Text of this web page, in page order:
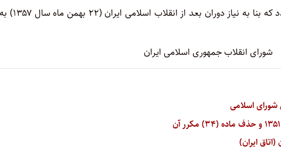
نهادهای انقلابی به
شورای انقلاب جمهوری اسلامی ایران
ایران)